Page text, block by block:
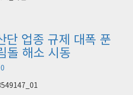
단 업종 규제 대폭 푼
돌 해소 시동
0